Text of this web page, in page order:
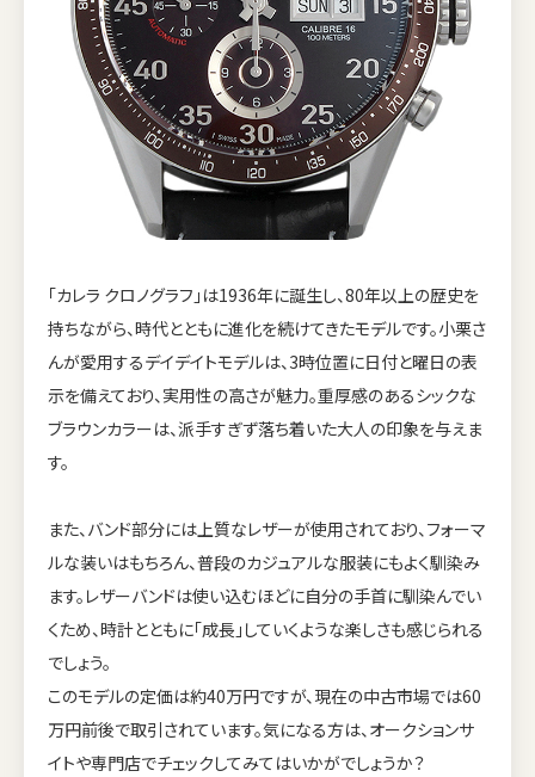
「カレラ クロノグラフ」は1936年に誕生し、80年以上の歴史を
持ちながら、時代とともに進化を続けてきたモデルです。小栗さ
んが愛用するデイデイトモデルは、3時位置に日付と曜日の表
示を備えており、実用性の高さが魅力。重厚感のあるシックな
ブラウンカラーは、派手すぎず落ち着いた大人の印象を与えま
す。
また、バンド部分には上質なレザーが使用されており、フォーマ
ルな装いはもちろん、普段のカジュアルな服装にもよく馴染み
ます。レザーバンドは使い込むほどに自分の手首に馴染んでい
くため、時計とともに「成長」していくような楽しさも感じられる
でしょう。
このモデルの定価は約40万円ですが、現在の中古市場では60
万円前後で取引されています。気になる方は、オークションサ
イトや専門店でチェックしてみてはいかがでしょうか？